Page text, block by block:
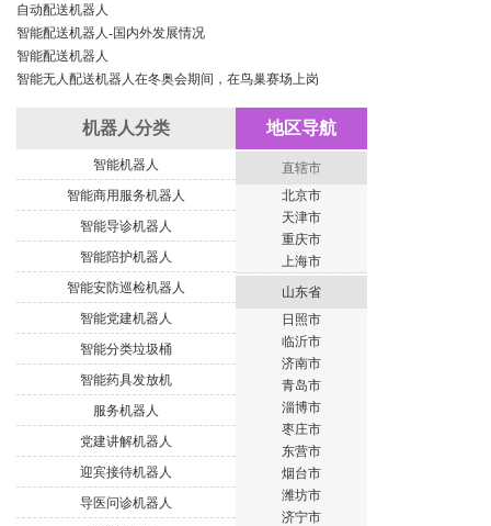
自动配送机器人
智能配送机器人-国内外发展情况
智能配送机器人
智能无人配送机器人在冬奥会期间，在鸟巢赛场上岗
机器人分类
智能机器人
智能商用服务机器人
智能导诊机器人
智能陪护机器人
智能安防巡检机器人
智能党建机器人
智能分类垃圾桶
智能药具发放机
服务机器人
党建讲解机器人
迎宾接待机器人
导医问诊机器人
地区导航
直辖市
北京市
天津市
重庆市
上海市
山东省
日照市
临沂市
济南市
青岛市
淄博市
枣庄市
东营市
烟台市
潍坊市
济宁市